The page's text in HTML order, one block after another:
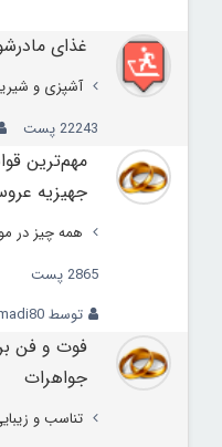
غذای
آشپزی و
22243 پست
مهم‌ترین
جهیزیه
همه چیز در
2865 پست
توسط EliMohamadi80
فوت و فن
جواهرات
تناسب و